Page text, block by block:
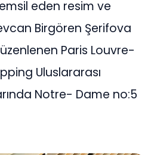
eden resim ve
Birgören Şerifova
Paris Louvre-
Uluslararası
Notre- Dame no:5